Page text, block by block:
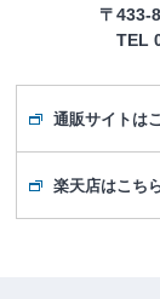
〒433-
TEL
通販サイトは
楽天店はこち